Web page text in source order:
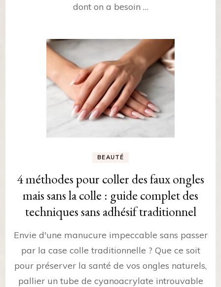
dont on a besoin …
BEAUTÉ
4 méthodes pour coller des faux ongles
mais sans la colle : guide complet des
techniques sans adhésif traditionnel
Envie d'une manucure impeccable sans passer
par la case colle traditionnelle ? Que ce soit
pour préserver la santé de vos ongles naturels,
pallier un tube de cyanoacrylate introuvable